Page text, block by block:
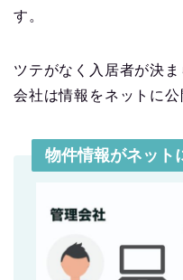
す。
ツテがなく入居者が決
会社は情報をネットに公
物件情報がネット